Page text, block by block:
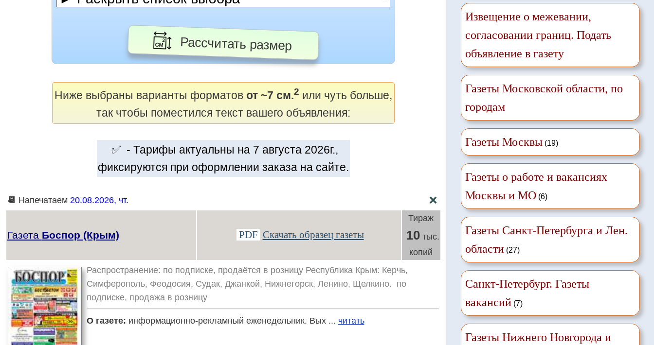
Рассчитать размер
Ниже выбраны варианты форматов от ~7 см.2 или чуть больше,
так чтобы поместился текст вашего объявления:
✅ - Тарифы актуальны на 7 августа 2026г.,
фиксируются при оформлении заказа на сайте.
📆 Напечатаем 20.08.2026, чт. ❌
Газета Боспор (Крым) PDF Скачать образец газеты
Тираж
10тыс.
копий
Распространение: по подписке, продаётся в розницу Республика Крым: Керчь,
Симферополь, Феодосия, Судак, Джанкой, Нижнегорск, Ленино, Щелкино. по
подписке, продажа в розницу
О газете: информационно-рекламный еженедельник. Вых ... читать
Извещение о межевании,
согласовании границ. Подать
объявление в газету
Газеты Московской области, по
городам
Газеты Москвы(19)
Газеты о работе и вакансиях
Москвы и МО(6)
Газеты Санкт-Петербурга и Лен.
области(27)
Санкт-Петербург. Газеты
вакансий(7)
Газеты Нижнего Новгорода и